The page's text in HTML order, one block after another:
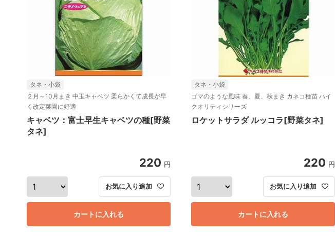
タネ・小袋
２月～10月まき 中玉キャベツ 柔らかくて成長が早
く改定菜園に好適
キャベツ：富士早生キャベツの種[野菜
タネ]
220 円
カートに入れる
お気に入り追加
タネ・小袋
ゴマのような風味 春、夏、秋まき カネコ種苗 ハイ
クオリティシリーズ
ロケットサラダ ルッコラ[野菜タネ]
220 円
カートに入れる
お気に入り追加